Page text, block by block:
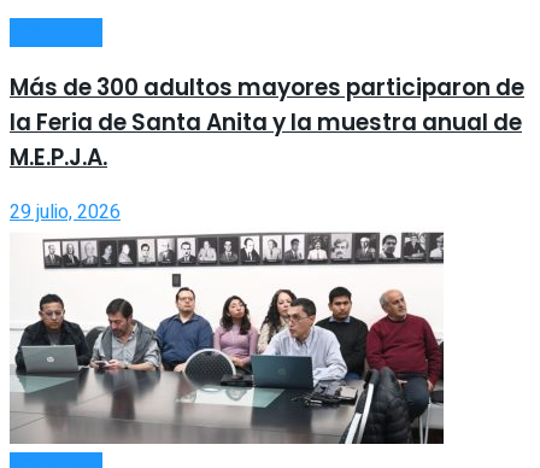
Más de 300 adultos mayores participaron de
la Feria de Santa Anita y la muestra anual de
M.E.P.J.A.
29 julio, 2026